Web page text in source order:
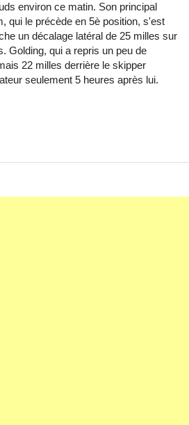
environ ce matin. Son principal
qui le précède en 5è position, s'est
un décalage latéral de 25 milles sur
Golding, qui a repris un peu de
22 milles derrière le skipper
seulement 5 heures après lui.